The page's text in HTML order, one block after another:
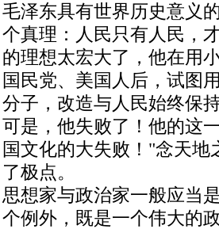
毛泽东具有世界历史意义
个真理：人民只有人民，
的理想太宏大了，他在用
国民党、美国人后，试图
分子，改造与人民始终保
可是，他失败了！他的这
国文化的大失败！"念天
了极点。
思想家与政治家一般应当
个例外，既是一个伟大的